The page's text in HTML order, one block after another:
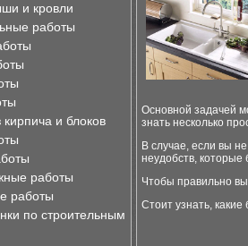
и кровли
работы
кирпича и блоков
работы
работы
по строительным
Основной задачей
знать несколько
В случае, если вы
неудобств,
Чтобы правильно
Стоит узнать,